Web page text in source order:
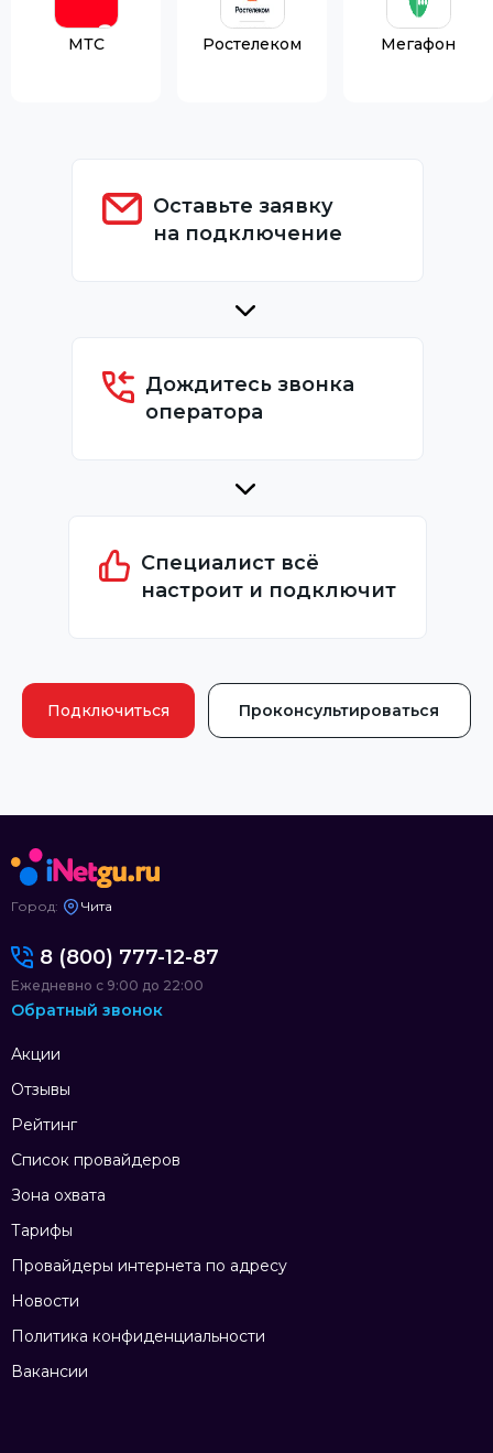
МТС Ростелеком Мегафон
Оставьте заявку
на подключение
Дождитесь звонка
оператора
Специалист всё
настроит и подключит
Подключиться Проконсультироваться
Город: Чита
Акции
Отзывы
Рейтинг
Список провайдеров
Зона охвата
Тарифы
Провайдеры интернета по адресу
Новости
Политика конфиденциальности
Вакансии
8 (800) 777-12-87
Ежедневно с 9:00 до 22:00
Обратный звонок